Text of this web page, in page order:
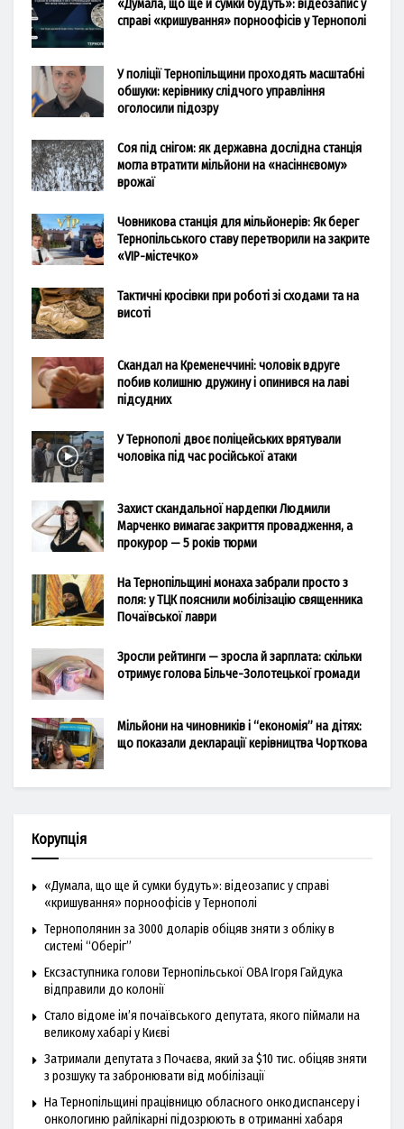
«Думала, що ще й сумки будуть»: відеозапис у
справі «кришування» порноофісів у Тернополі
У поліції Тернопільщини проходять масштабні
обшуки: керівнику слідчого управління
оголосили підозру
Соя під снігом: як державна дослідна станція
могла втратити мільйони на «насіннєвому»
врожаї
Човникова станція для мільйонерів: Як берег
Тернопільського ставу перетворили на закрите
«VIP-містечко»
Тактичні кросівки при роботі зі сходами та на
висоті
Скандал на Кременеччині: чоловік вдруге
побив колишню дружину і опинився на лаві
підсудних
У Тернополі двоє поліцейських врятували
чоловіка під час російської атаки
Захист скандальної нардепки Людмили
Марченко вимагає закриття провадження, а
прокурор — 5 років тюрми
На Тернопільщині монаха забрали просто з
поля: у ТЦК пояснили мобілізацію священника
Почаївської лаври
Зросли рейтинги — зросла й зарплата: скільки
отримує голова Більче-Золотецької громади
Мільйони на чиновників і “економія” на дітях:
що показали декларації керівництва Чорткова
Корупція
«Думала, що ще й сумки будуть»: відеозапис у справі
«кришування» порноофісів у Тернополі
Тернополянин за 3000 доларів обіцяв зняти з обліку в
системі “Оберіг”
Ексзаступника голови Тернопільської ОВА Ігоря Гайдука
відправили до колонії
Стало відоме ім’я почаївського депутата, якого піймали на
великому хабарі у Києві
Затримали депутата з Почаєва, який за $10 тис. обіцяв зняти
з розшуку та забронювати від мобілізації
На Тернопільщині працівницю обласного онкодиспансеру і
онкологиню райлікарні підозрюють в отриманні хабаря